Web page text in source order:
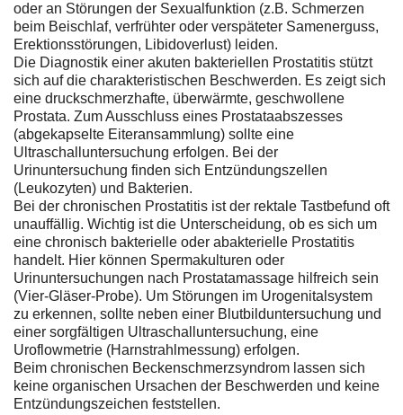
oder an Störungen der Sexualfunktion (z.B. Schmerzen
beim Beischlaf, verfrühter oder verspäteter Samenerguss,
Erektionsstörungen, Libidoverlust) leiden.
Die Diagnostik einer akuten bakteriellen Prostatitis stützt
sich auf die charakteristischen Beschwerden. Es zeigt sich
eine druckschmerzhafte, überwärmte, geschwollene
Prostata. Zum Ausschluss eines Prostataabszesses
(abgekapselte Eiteransammlung) sollte eine
Ultraschalluntersuchung erfolgen. Bei der
Urinuntersuchung finden sich Entzündungszellen
(Leukozyten) und Bakterien.
Bei der chronischen Prostatitis ist der rektale Tastbefund oft
unauffällig. Wichtig ist die Unterscheidung, ob es sich um
eine chronisch bakterielle oder abakterielle Prostatitis
handelt. Hier können Spermakulturen oder
Urinuntersuchungen nach Prostatamassage hilfreich sein
(Vier-Gläser-Probe). Um Störungen im Urogenitalsystem
zu erkennen, sollte neben einer Blutbilduntersuchung und
einer sorgfältigen Ultraschalluntersuchung, eine
Uroflowmetrie (Harnstrahlmessung) erfolgen.
Beim chronischen Beckenschmerzsyndrom lassen sich
keine organischen Ursachen der Beschwerden und keine
Entzündungszeichen feststellen.